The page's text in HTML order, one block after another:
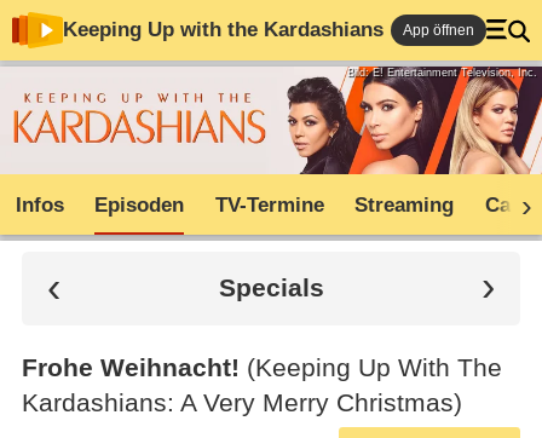
Keeping Up with the Kardashians App öffnen
Bild: E! Entertainment Television, Inc.
Infos Episoden TV-Termine Streaming Cast
Specials
Frohe Weihnacht! (Keeping Up With The
Kardashians: A Very Merry Christmas)